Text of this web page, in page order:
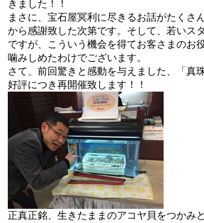
きました！！
まさに、宝石屋冥利に尽きるお話がたくさ
から感謝致した次第です。そして、若いス
ですが、こういう機会を得てお客さまのお
噛みしめたわけでございます。
さて、前回驚きと感動を与えました、「真
好評につき再開催致します！！
正真正銘、生きたままのアコヤ貝をつかみ